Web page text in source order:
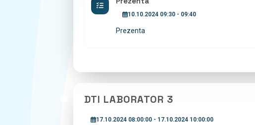
10.10.2024 09:30 - 09:40
Prezenta
DTI LABORATOR 3
17.10.2024 08:00:00 - 17.10.2024 10:00:00